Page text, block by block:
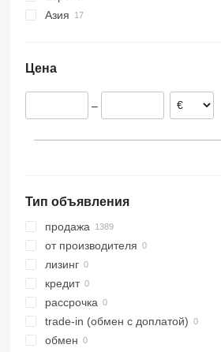
Германия
Португалия
Нидерланды
Азия
Цена
–
Тип объявления
продажа
от производителя
лизинг
кредит
рассрочка
trade-in (обмен с доплатой)
обмен